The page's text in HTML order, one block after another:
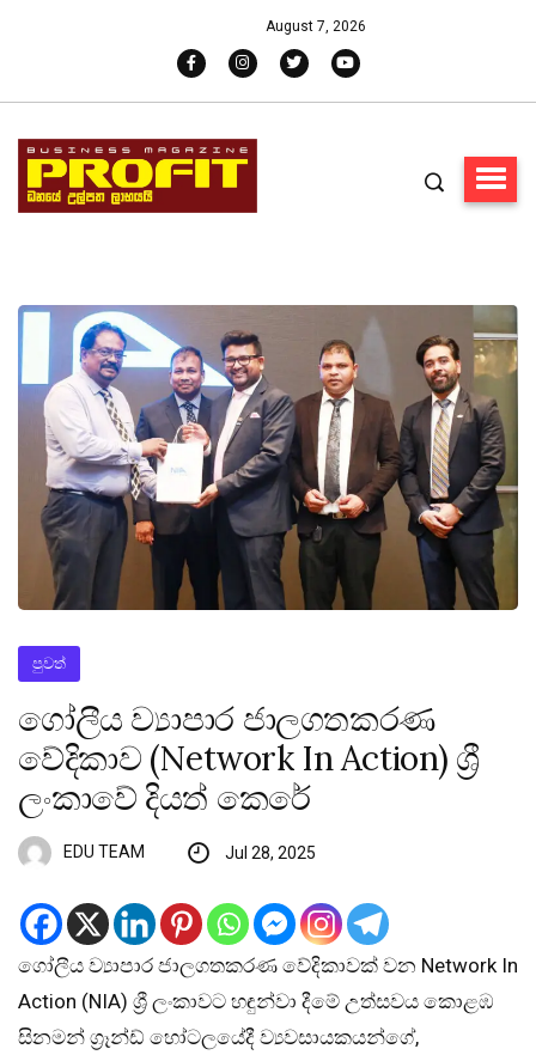
August 7, 2026
පුවත්
ගෝලීය ව්‍යාපාර ජාලගතකරණ
වේදිකාව (Network In Action) ශ්‍රී
ලංකාවේ දියත් කෙරේ
EDU TEAM Jul 28, 2025
ගෝලීය ව්‍යාපාර ජාලගතකරණ වේදිකාවක් වන Network In
Action (NIA) ශ්‍රී ලංකාවට හඳුන්වා දීමේ උත්සවය කොළඹ
සිනමන් ග්‍රෑන්ඩ් හෝටලයේදී ව්‍යවසායකයන්ගේ,